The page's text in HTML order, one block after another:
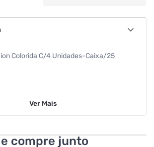
Colorida C/4 Unidades-Caixa/25
Ver Mais
compre junto